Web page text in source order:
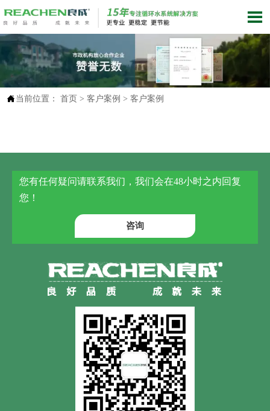

 当前位置： 首页 > 客户案例 > 客户案例
您有任何疑问请联系我们，我们会在48小时之内回复
您！
咨询